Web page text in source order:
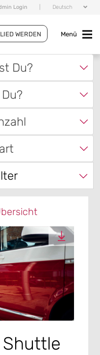
Login Deutsch
WERDEN Menü
Du?